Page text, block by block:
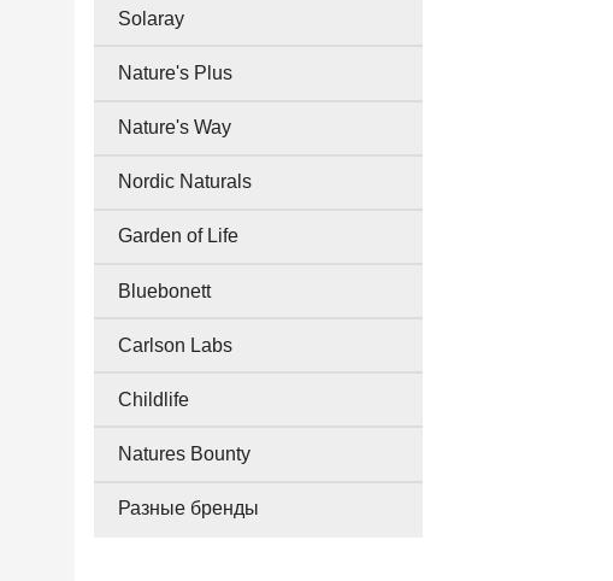
Solaray
Nature's Plus
Nature's Way
Nordic Naturals
Garden of Life
Bluebonett
Carlson Labs
Childlife
Natures Bounty
Разные бренды